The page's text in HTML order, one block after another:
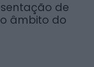
de
âmbito do